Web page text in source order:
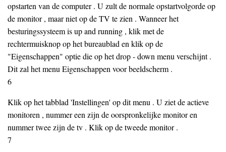
opstarten van de computer . U zult de normale opstartvolgorde op
de monitor , maar niet op de TV te zien . Wanneer het
besturingssysteem is up and running , klik met de
rechtermuisknop op het bureaublad en klik op de
"Eigenschappen" optie die op het drop - down menu verschijnt .
Dit zal het menu Eigenschappen voor beeldscherm .
6
Klik op het tabblad 'Instellingen' op dit menu . U ziet de actieve
monitoren , nummer een zijn de oorspronkelijke monitor en
nummer twee zijn de tv . Klik op de tweede monitor .
7